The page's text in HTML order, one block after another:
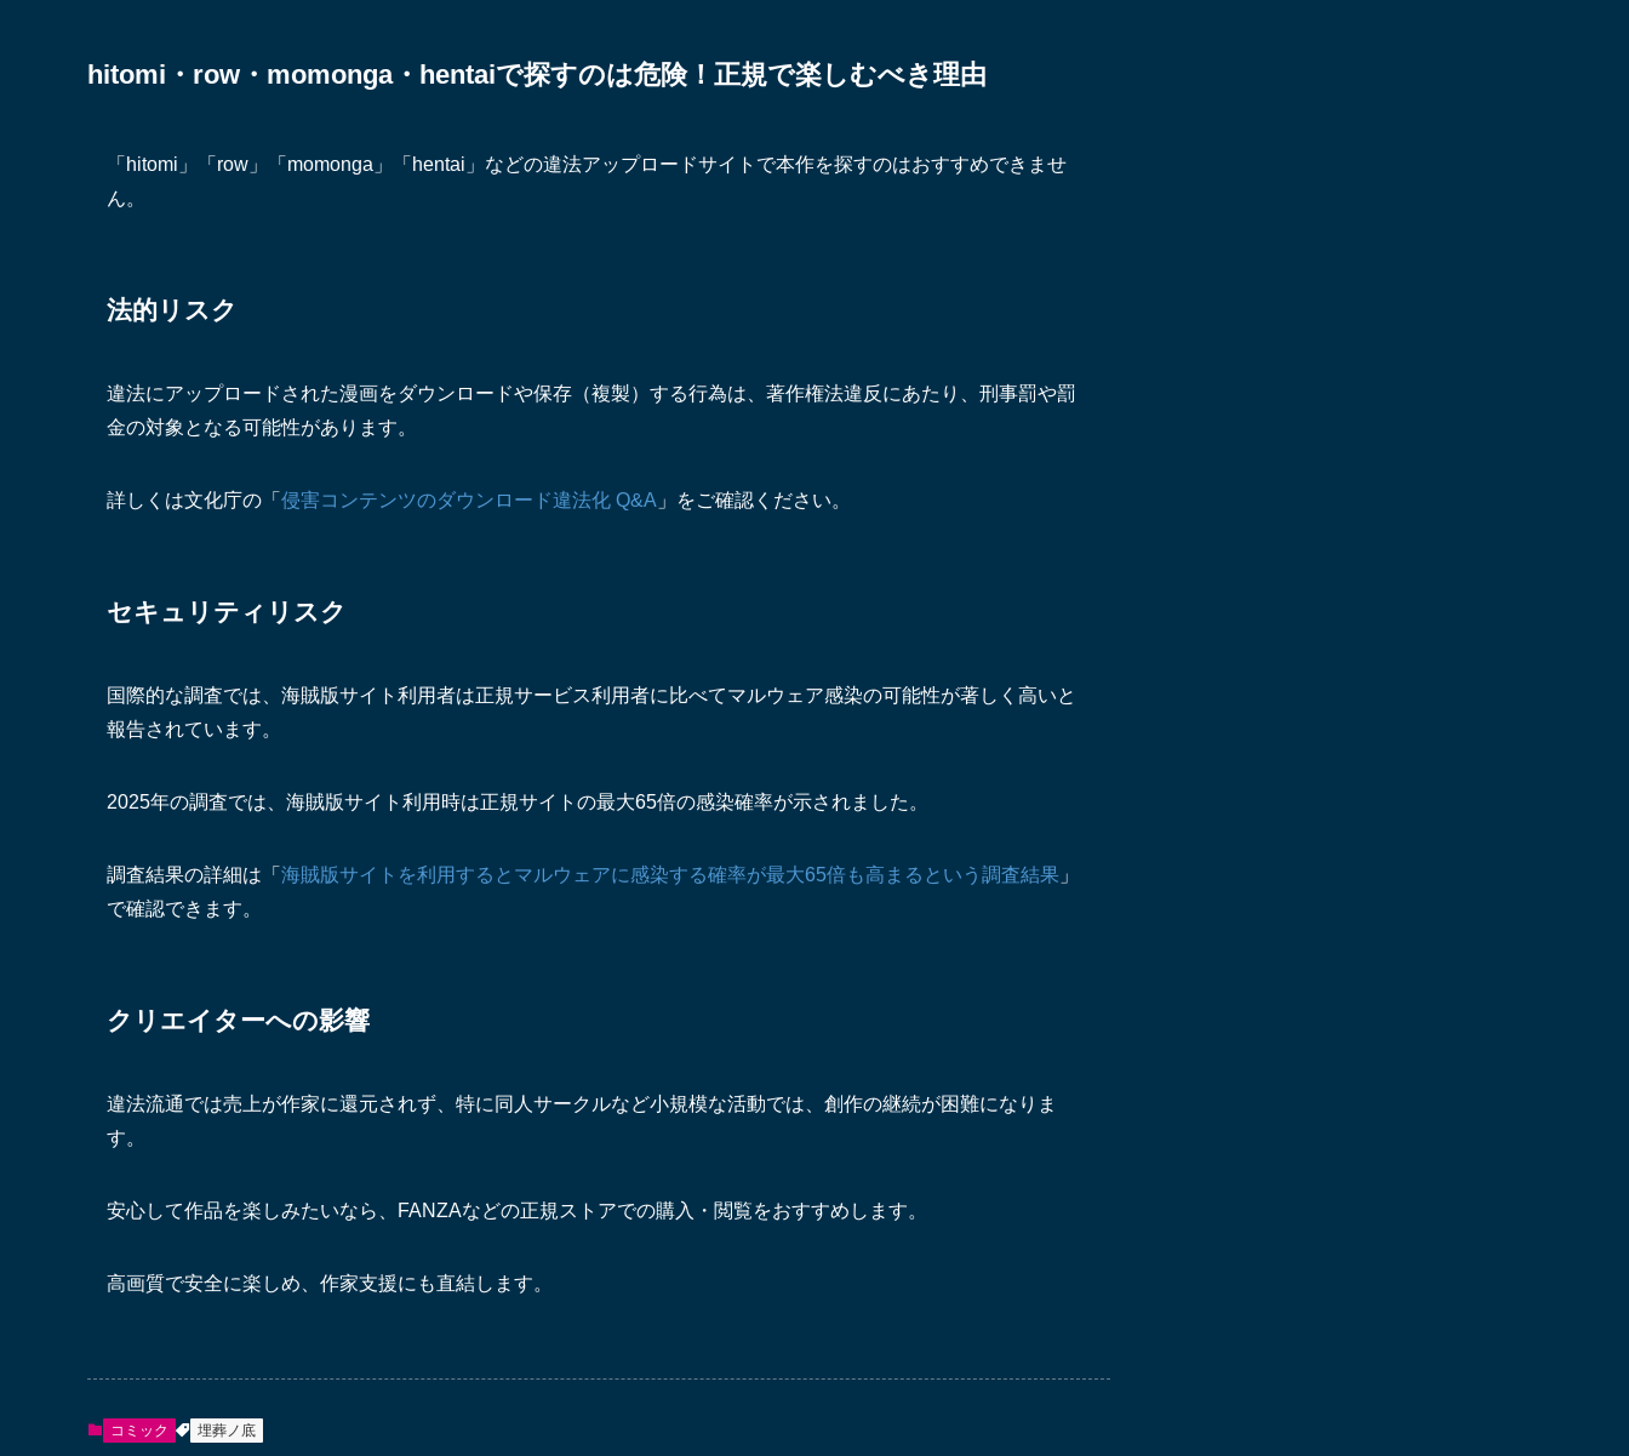
hitomi・row・momonga・hentaiで探すのは危険！正規で楽しむべき理由
「hitomi」「row」「momonga」「hentai」などの違法アップロードサイトで本作を探すのはおすすめできませ
ん。
法的リスク
違法にアップロードされた漫画をダウンロードや保存（複製）する行為は、著作権法違反にあたり、刑事罰や罰
金の対象となる可能性があります。
詳しくは文化庁の「 侵害コンテンツのダウンロード違法化 Q&A 」をご確認ください。
セキュリティリスク
国際的な調査では、海賊版サイト利用者は正規サービス利用者に比べてマルウェア感染の可能性が著しく高いと
報告されています。
2025年の調査では、海賊版サイト利用時は正規サイトの最大65倍の感染確率が示されました。
調査結果の詳細は「 海賊版サイトを利用するとマルウェアに感染する確率が最大65倍も高まるという調査結果 」
で確認できます。
クリエイターへの影響
違法流通では売上が作家に還元されず、特に同人サークルなど小規模な活動では、創作の継続が困難になりま
す。
安心して作品を楽しみたいなら、FANZAなどの正規ストアでの購入・閲覧をおすすめします。
高画質で安全に楽しめ、作家支援にも直結します。
コミック 埋葬ノ底